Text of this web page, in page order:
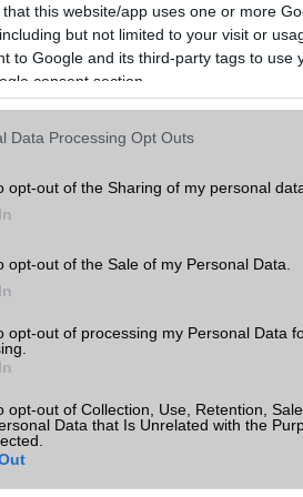
that this website/app uses one or more
but not limited to your visit or
to Google and its third-party tags to use
consent section.
Data Processing Opt Outs
opt-out of the Sharing of my personal
opt-out of the Sale of my Personal Data.
opt-out of processing my Personal Data
opt-out of Collection, Use, Retention,
Data that Is Unrelated with the
számára visszalépésnek tűnik. A
felhasználók számára ez gyorsabb és
rövid videók vagy gyors feltöltések
hogy a Samsung végleges döntést
nem tért ki arra,
e a videós szűrők a
csupán annyit erősítettek meg, hogy a
helyezték át szerkesztési célokra.